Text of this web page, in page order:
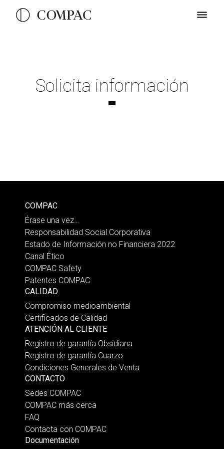
Solicita información
COMPAC
Érase una vez…
Responsabilidad Social Corporativa
Estado de Información no Financiera 2022
Canal Ético
COMPAC Safety
Patentes COMPAC
CALIDAD
Compromiso medioambiental
Certificados de Calidad
ATENCIÓN AL CLIENTE
Registro de garantía Obsidiana
Registro de garantía Cuarzo
Condiciones Generales de Venta
CONTACTO
Sedes COMPAC
COMPAC más cerca
FAQ
Contacta con COMPAC
Documentación